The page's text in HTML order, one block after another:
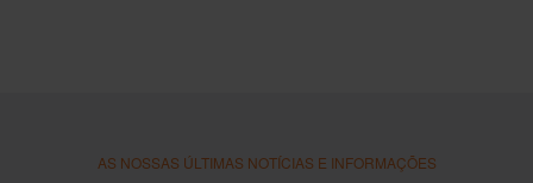
AS NOSSAS ÚLTIMAS NOTÍCIAS E INFORMAÇÕES